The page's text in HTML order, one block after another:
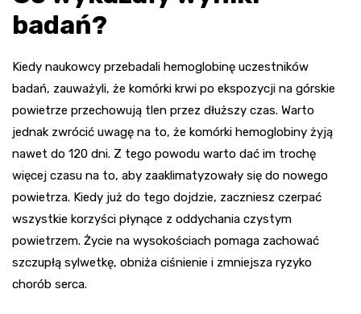
badań?
Kiedy naukowcy przebadali hemoglobinę uczestników
badań, zauważyli, że komórki krwi po ekspozycji na górskie
powietrze przechowują tlen przez dłuższy czas. Warto
jednak zwrócić uwagę na to, że komórki hemoglobiny żyją
nawet do 120 dni. Z tego powodu warto dać im trochę
więcej czasu na to, aby zaaklimatyzowały się do nowego
powietrza. Kiedy już do tego dojdzie, zaczniesz czerpać
wszystkie korzyści płynące z oddychania czystym
powietrzem. Życie na wysokościach pomaga zachować
szczupłą sylwetkę, obniża ciśnienie i zmniejsza ryzyko
chorób serca.